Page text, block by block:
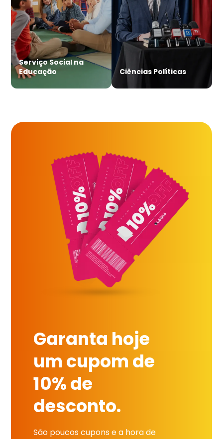
Serviço Social na
Educação
Ciências Políticas
Garanta hoje
um cupom de
10% de
desconto.
São poucos cupons e a hora de